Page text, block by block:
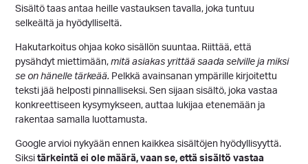
Sisältö taas antaa heille vastauksen tavalla, joka tuntuu
selkeältä ja hyödylliseltä.
Hakutarkoitus ohjaa koko sisällön suuntaa. Riittää, että
pysähdyt miettimään,mitä asiakas yrittää saada selville ja miksi
se on hänelle tärkeää. Pelkkä avainsanan ympärille kirjoitettu
teksti jää helposti pinnalliseksi. Sen sijaan sisältö, joka vastaa
konkreettiseen kysymykseen, auttaa lukijaa etenemään ja
rakentaa samalla luottamusta.
Google arvioi nykyään ennen kaikkea sisältöjen hyödyllisyyttä.
Siksitärkeintä ei ole määrä, vaan se, että sisältö vastaa